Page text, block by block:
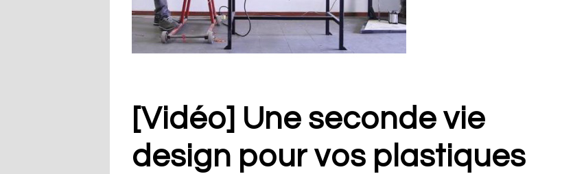
[Vidéo] Une seconde vie
design pour vos plastiques